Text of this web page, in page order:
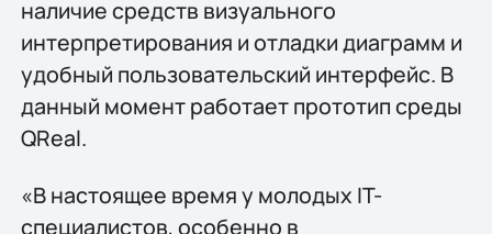
наличие средств визуального
интерпретирования и отладки диаграмм и
удобный пользовательский интерфейс. В
данный момент работает прототип среды
QReal.
«В настоящее время у молодых IT-
специалистов, особенно в